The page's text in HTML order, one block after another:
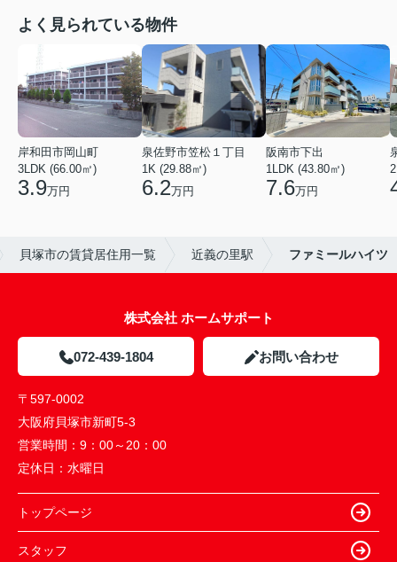
よく見られている物件
岸和田市岡山町
3LDK (66.00㎡)
3.9万円
泉佐野市笠松１丁目
1K (29.88㎡)
6.2万円
阪南市下出
1LDK (43.80㎡)
7.6万円
貝塚市の賃貸居住用一覧 近義の里駅 ファミールハイツ
株式会社 ホームサポート
072-439-1804 お問い合わせ
〒597-0002
大阪府貝塚市新町5-3
営業時間： 9：00～20：00
定休日： 水曜日
トップページ
スタッフ